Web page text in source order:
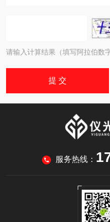
请输入计算结果（填写阿拉伯数
服务热线：